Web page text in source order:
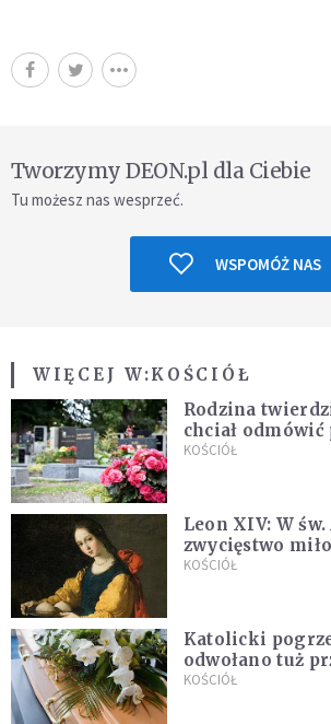
Tworzymy DEON.pl dla Ciebie
Tu możesz nas wesprzeć.
WSPOMÓŻ NAS
WIĘCEJ W:KOŚCIÓŁ
Rodzina
chciał
zapowiada
KOŚCIÓŁ
Leon XIV: W
zwycięstwo
KOŚCIÓŁ
Katolicki
odwołano tuż
uroczystością.
KOŚCIÓŁ